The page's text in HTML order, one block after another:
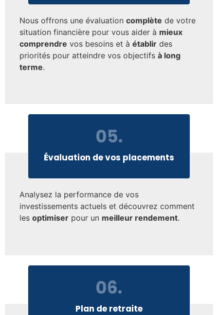
Nous offrons une évaluation complète de votre
situation financière pour vous aider à mieux
comprendre vos besoins et à établir des
priorités pour atteindre vos objectifs à long
terme.
05.
Évaluation de vos placements
Analysez la performance de vos
investissements actuels et découvrez comment
les optimiser pour un meilleur rendement.
06.
Plan de retraite